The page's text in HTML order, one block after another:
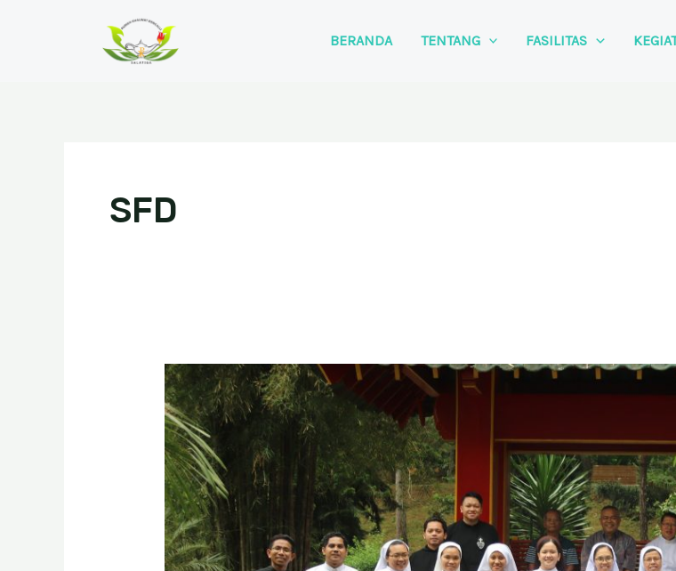
BERANDA TENTANG FASILITAS
SFD
Kursus
Persiapan
Profesi
Kekal
2025